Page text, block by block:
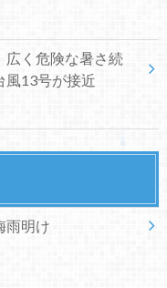
く危険な暑さ続
風13号が接近
雨明け